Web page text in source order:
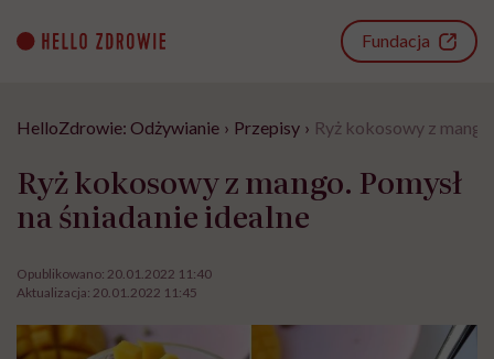
content
Fundacja
HelloZdrowie: Odżywianie › Przepisy › Ryż kokosowy z
Ryż kokosowy z mango. Pomysł
na śniadanie idealne
Opublikowano: 20.01.2022 11:40
Aktualizacja: 20.01.2022 11:45